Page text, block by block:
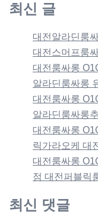
최신 글
대전알라딘룸
대전스머프룸
대전룸싸롱
알라딘룸싸롱
대전룸싸롱
알라딘룸싸롱
대전룸싸롱
릭가라오케 대
대전룸싸롱
점 대전퍼블릭
최신 댓글